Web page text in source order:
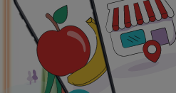
supermercadosjardín y bricolaje
eléctrico
viajesaceite de oliva
asiática
aguacates bomba de